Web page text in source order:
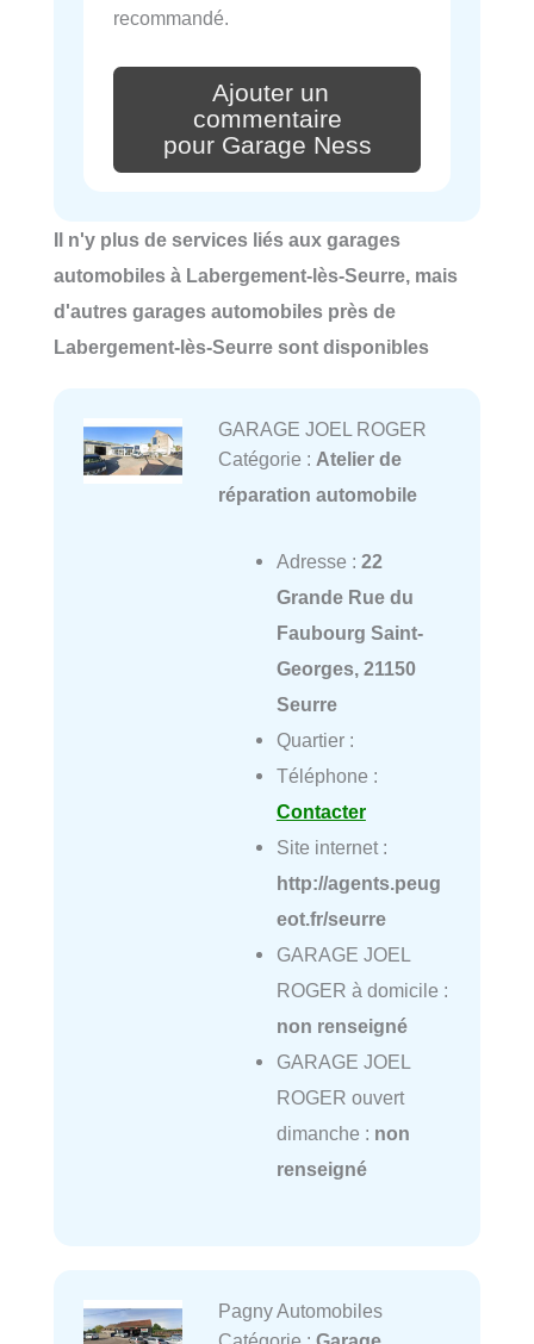
recommandé.
Ajouter un
commentaire
pour Garage Ness
Il n'y plus de services liés aux garages
automobiles à Labergement-lès-Seurre, mais
d'autres garages automobiles près de
Labergement-lès-Seurre sont disponibles
GARAGE JOEL ROGER
Catégorie : Atelier de
réparation automobile
Adresse : 22
Grande Rue du
Faubourg Saint-
Georges, 21150
Seurre
Quartier :
Téléphone :
Contacter
Site internet :
http://agents.peug
eot.fr/seurre
GARAGE JOEL
ROGER à domicile :
non renseigné
GARAGE JOEL
ROGER ouvert
dimanche : non
renseigné
Pagny Automobiles